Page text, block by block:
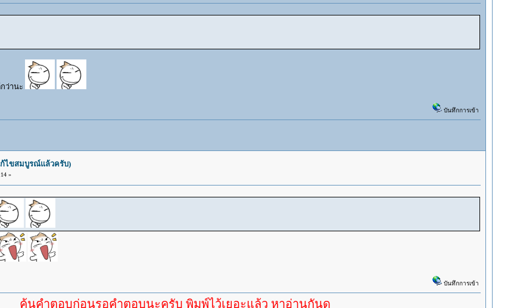
ว่านะ
บันทึกการเข้า
ก้ไขสมบูรณ์แล้วครับ)
»
บันทึกการเข้า
คำตอบก่อนรอคำตอบนะครับ พิมพ์ไว้เยอะแล้ว หาอ่านกันดู